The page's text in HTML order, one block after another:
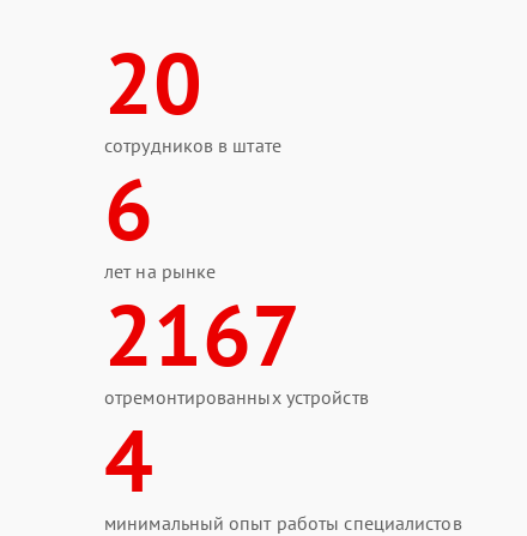
20
сотрудников в штате
6
лет на рынке
2167
отремонтированных устройств
4
минимальный опыт работы специалистов